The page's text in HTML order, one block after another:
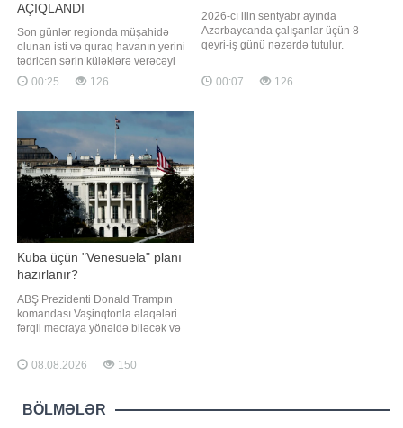
AÇIQLANDI
Son günlər regionda müşahidə
olunan isti və quraq havanın yerini
tədricən sərin küləklərə verəcəyi
gözlənilir. xəbər verir ki, hava tətbiqi
proqramlarında Bakıda növbəti
düşəcəyi qeyd edilir. Xüsusilə gələn
həftənin sonu iki gün yağış
yağacağı proqnozlaşdırılır. Bunda
00:25 126
2026-cı ilin sentyabr ayında
Azərbaycanda çalışanlar üçün 8
qeyri-iş günü nəzərdə tutulur.
bazar günlərinə təsadüf etdiyindən,
həmin tarixlər qeyri-iş günləri hesab
00:07 126
Kuba üçün "Venesuela" planı
hazırlanır?
ABŞ Prezidenti Donald Trampın
komandası Vaşinqtonla əlaqələri
fərqli məcraya yönəldə biləcək və
biləcək fəaliyyətdəki və ya sabiq
Kuba rəsmisinin axtarışındadır.
York Times" nəşri öz mənbələrinə
istinadən məlumat yayıb. Məlumat
08.08.2026 150
BÖLMƏLƏR